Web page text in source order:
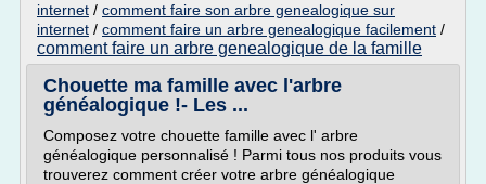
internet / comment faire son arbre genealogique sur
internet / comment faire un arbre genealogique facilement /
comment faire un arbre genealogique de la famille
Chouette ma famille avec l'arbre
généalogique !- Les ...
Composez votre chouette famille avec l' arbre
généalogique personnalisé ! Parmi tous nos produits vous
trouverez comment créer votre arbre généalogique